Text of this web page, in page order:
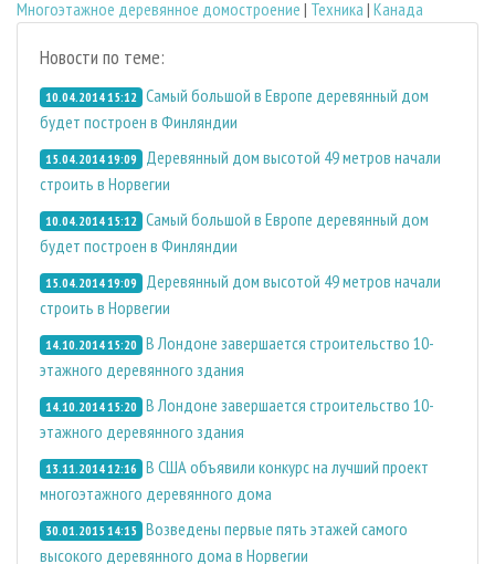
Многоэтажное деревянное домостроение | Техника | Канада
Новости по теме:
10.04.2014 15:12 Самый большой в Европе деревянный дом
будет построен в Финляндии
15.04.2014 19:09
Деревянный дом высотой 49 метров начали
строить в Норвегии
10.04.2014 15:12 Самый большой в Европе деревянный дом
будет построен в Финляндии
15.04.2014 19:09
Деревянный дом высотой 49 метров начали
строить в Норвегии
14.10.2014 15:20 В Лондоне завершается строительство 10-
этажного деревянного здания
14.10.2014 15:20 В Лондоне завершается строительство 10-
этажного деревянного здания
13.11.2014 12:16 В США объявили конкурс на лучший проект
многоэтажного деревянного дома
30.01.2015 14:15 Возведены первые пять этажей самого
высокого деревянного дома в Норвегии